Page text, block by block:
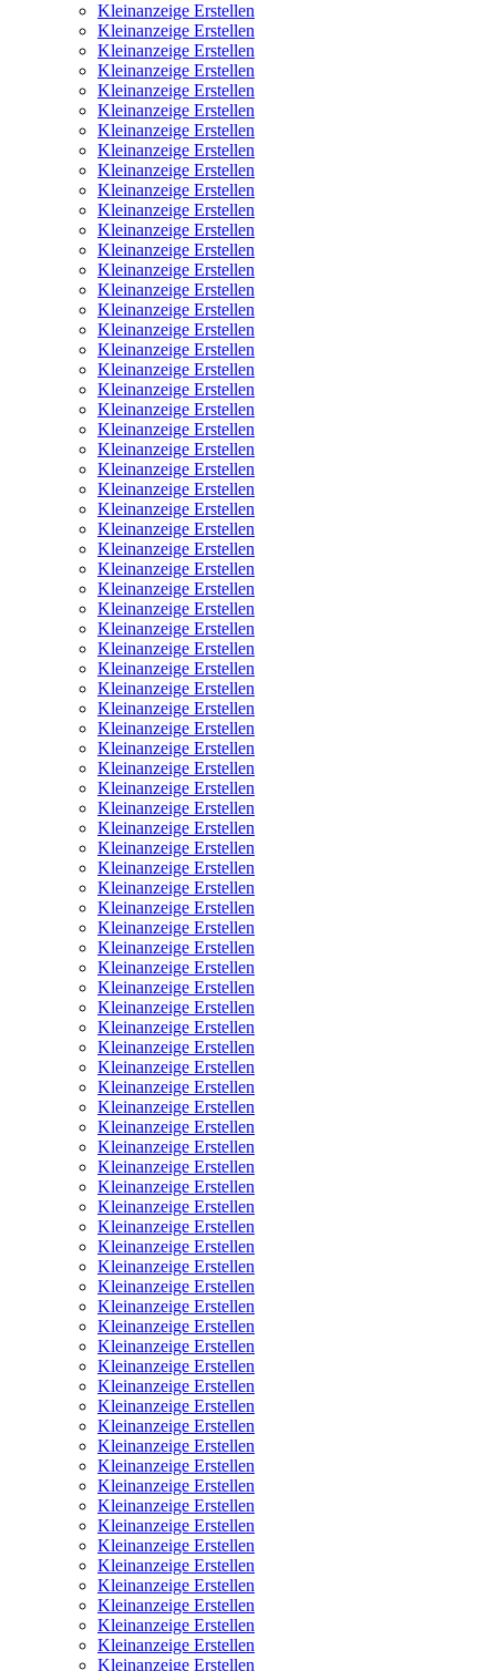
Kleinanzeige Erstellen
Kleinanzeige Erstellen
Kleinanzeige Erstellen
Kleinanzeige Erstellen
Kleinanzeige Erstellen
Kleinanzeige Erstellen
Kleinanzeige Erstellen
Kleinanzeige Erstellen
Kleinanzeige Erstellen
Kleinanzeige Erstellen
Kleinanzeige Erstellen
Kleinanzeige Erstellen
Kleinanzeige Erstellen
Kleinanzeige Erstellen
Kleinanzeige Erstellen
Kleinanzeige Erstellen
Kleinanzeige Erstellen
Kleinanzeige Erstellen
Kleinanzeige Erstellen
Kleinanzeige Erstellen
Kleinanzeige Erstellen
Kleinanzeige Erstellen
Kleinanzeige Erstellen
Kleinanzeige Erstellen
Kleinanzeige Erstellen
Kleinanzeige Erstellen
Kleinanzeige Erstellen
Kleinanzeige Erstellen
Kleinanzeige Erstellen
Kleinanzeige Erstellen
Kleinanzeige Erstellen
Kleinanzeige Erstellen
Kleinanzeige Erstellen
Kleinanzeige Erstellen
Kleinanzeige Erstellen
Kleinanzeige Erstellen
Kleinanzeige Erstellen
Kleinanzeige Erstellen
Kleinanzeige Erstellen
Kleinanzeige Erstellen
Kleinanzeige Erstellen
Kleinanzeige Erstellen
Kleinanzeige Erstellen
Kleinanzeige Erstellen
Kleinanzeige Erstellen
Kleinanzeige Erstellen
Kleinanzeige Erstellen
Kleinanzeige Erstellen
Kleinanzeige Erstellen
Kleinanzeige Erstellen
Kleinanzeige Erstellen
Kleinanzeige Erstellen
Kleinanzeige Erstellen
Kleinanzeige Erstellen
Kleinanzeige Erstellen
Kleinanzeige Erstellen
Kleinanzeige Erstellen
Kleinanzeige Erstellen
Kleinanzeige Erstellen
Kleinanzeige Erstellen
Kleinanzeige Erstellen
Kleinanzeige Erstellen
Kleinanzeige Erstellen
Kleinanzeige Erstellen
Kleinanzeige Erstellen
Kleinanzeige Erstellen
Kleinanzeige Erstellen
Kleinanzeige Erstellen
Kleinanzeige Erstellen
Kleinanzeige Erstellen
Kleinanzeige Erstellen
Kleinanzeige Erstellen
Kleinanzeige Erstellen
Kleinanzeige Erstellen
Kleinanzeige Erstellen
Kleinanzeige Erstellen
Kleinanzeige Erstellen
Kleinanzeige Erstellen
Kleinanzeige Erstellen
Kleinanzeige Erstellen
Kleinanzeige Erstellen
Kleinanzeige Erstellen
Kleinanzeige Erstellen
Kleinanzeige Erstellen